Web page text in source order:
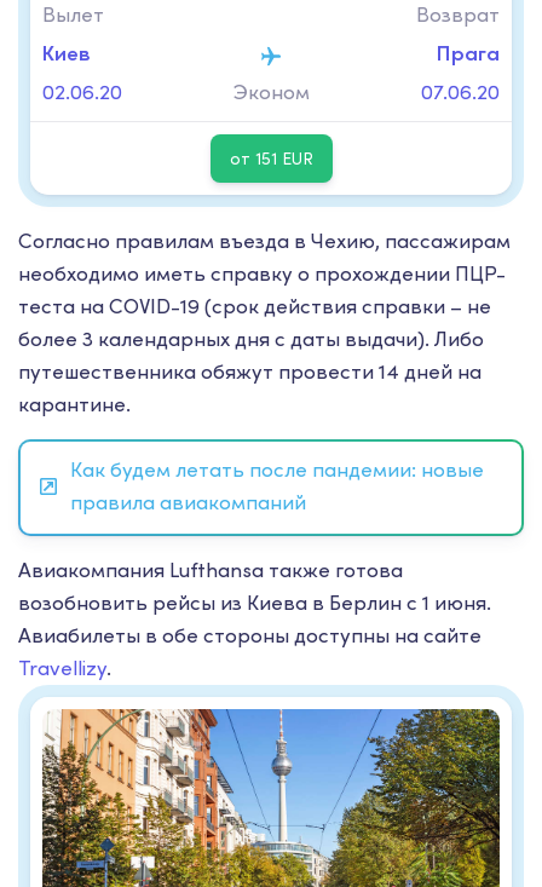
Вылет
Киев
02.06.20
Эконом
Возврат
Прага
07.06.20
от 151 EUR
Согласно правилам въезда в Чехию, пассажирам
необходимо иметь справку о прохождении ПЦР-
теста на COVID-19 (срок действия справки – не
более 3 календарных дня с даты выдачи). Либо
путешественника обяжут провести 14 дней на
карантине.
Как будем летать после пандемии: новые
правила авиакомпаний
Авиакомпания Lufthansa также готова
возобновить рейсы из Киева в Берлин с 1 июня.
Авиабилеты в обе стороны доступны на сайте
Travellizy.